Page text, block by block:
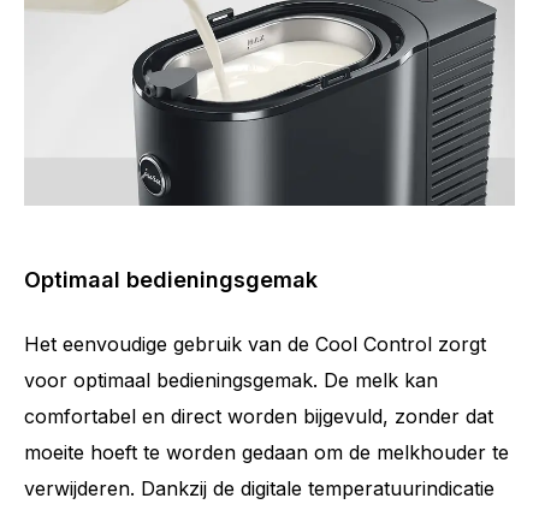
Optimaal bedieningsgemak
Het eenvoudige gebruik van de Cool Control zorgt
voor optimaal bedieningsgemak. De melk kan
comfortabel en direct worden bijgevuld, zonder dat
moeite hoeft te worden gedaan om de melkhouder te
verwijderen. Dankzij de digitale temperatuurindicatie